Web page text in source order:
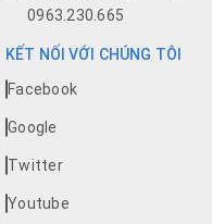
0963.230.665
KẾT NỐI VỚI CHÚNG TÔI
Facebook
Google
Twitter
Youtube